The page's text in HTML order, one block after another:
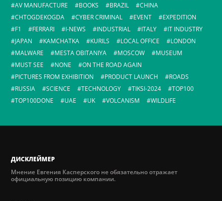
AV MANUFACTURE
BOOKS BRAZIL
CHINA
CHTOGDEKOGDA
CYBER CRIMINAL EVENT
EXPEDITION
F1
FERRARI I-NEWS INDUSTRIAL ITALY
IT INDUSTRY
JAPAN
KAMCHATKA KURILS LOCAL OFFICE
LONDON
MALWARE
MESTA OBITANIYA MOSCOW
MUSEUM
MUST SEE
NONE
ON THE ROAD AGAIN
PICTURES FROM EXHIBITION
PRODUCT LAUNCH
ROADS
RUSSIA
SCIENCE TECHNOLOGY TIKSI-2024
TOP100
TOP100DONE
UAE UK VOLCANISM WILDLIFE
ДИСКЛЕЙМЕР
Мнение Евгения Касперского не обязательно отражает
официальную позицию компании.